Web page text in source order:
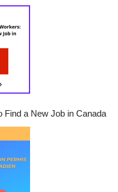
Find a New Job in Canada